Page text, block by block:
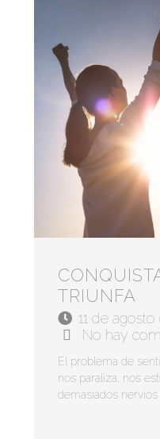
TRIUNFA
11 de agosto
No hay
El problema de
nos paraliza, nos
demasiados